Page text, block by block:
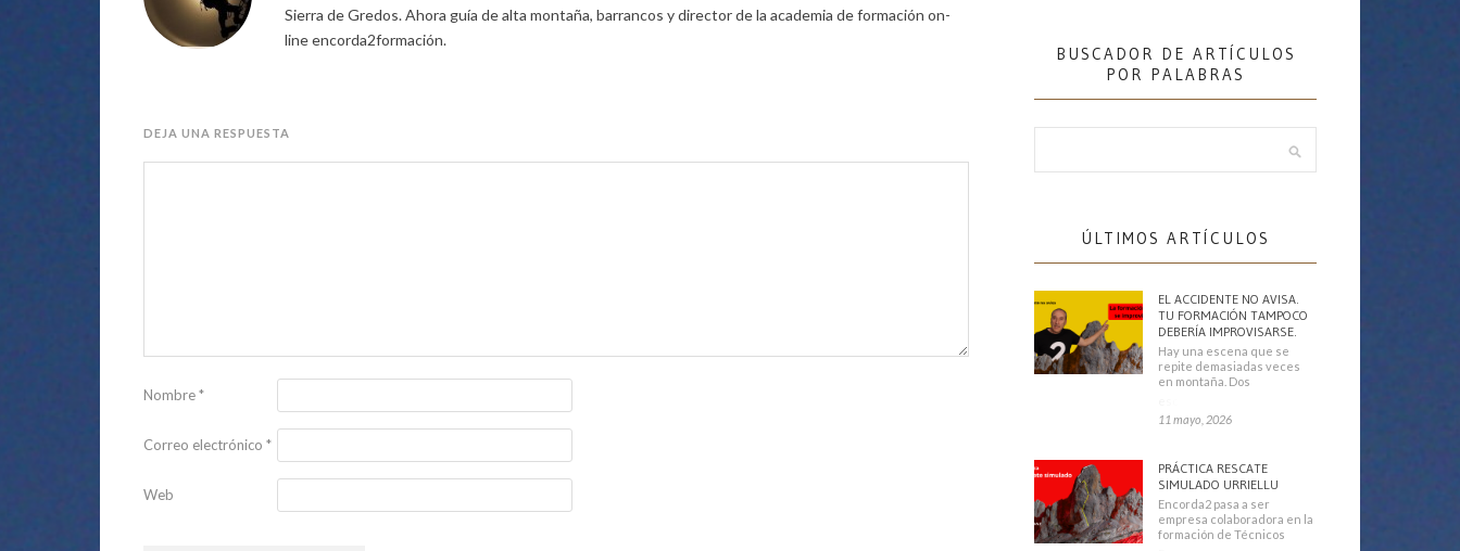
Sierra de Gredos. Ahora guía de alta montaña, barrancos y director de la academia de formación on-
line encorda2formación.
DEJA UNA RESPUESTA
Nombre*
Correo electrónico *
Web
BUSCADOR DE ARTÍCULOS
POR PALABRAS
ÚLTIMOS ARTÍCULOS
EL ACCIDENTE NO AVISA.
TU FORMACIÓN TAMPOCO
DEBERÍA IMPROVISARSE.
Hay una escena que se
repite demasiadas veces
en montaña. Dos
11 mayo, 2026
PRÁCTICA RESCATE
SIMULADO URRIELLU
Encorda2 pasa a ser
empresa colaboradora en la
formación de Técnicos